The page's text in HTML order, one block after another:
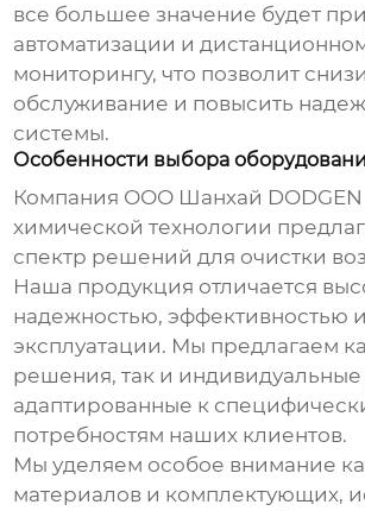
все большее значение будет
автоматизации и
мониторингу, что позволит
обслуживание и повысить
системы.
Особенности выбора
Компания ООО Шанхай DODGEN
химической технологии
спектр решений для очистки
Наша продукция отличается
надежностью, эффективностью
эксплуатации. Мы предлагаем
решения, так и индивидуальные
адаптированные к
потребностям наших клиентов.
Мы уделяем особое внимание
материалов и комплектующих,